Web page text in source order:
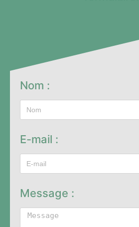
Nom :
E-mail :
Message :